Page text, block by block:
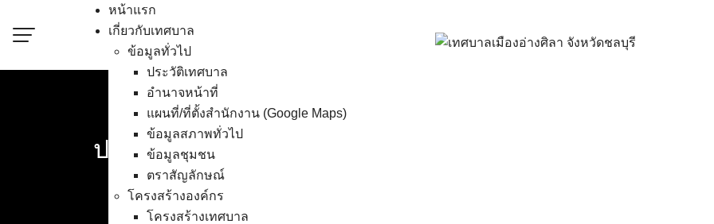
หน้าแรก
เกี่ยวกับเทศบาล
ข้อมูลทั่วไป
ประวัติเทศบาล
อำนาจหน้าที่
แผนที่/ที่ตั้งสำนักงาน (Google Maps)
ข้อมูลสภาพทั่วไป
ข้อมูลชุมชน
ตราสัญลักษณ์
โครงสร้างองค์กร
โครงสร้างเทศบาล
เทศบาลเมืองอ่างศิลาจับมือ 3 หน่วยงาน ปปช. ศาลรัฐ
ปกครองส่วนท้องถิ่น ติวเข้มผู้บริหาร สมาชิกสภาฯข้าราชก